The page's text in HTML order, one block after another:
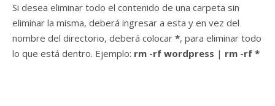
Si desea eliminar todo el contenido de una carpeta sin
eliminar la misma, deberá ingresar a esta y en vez del
nombre del directorio, deberá colocar *, para eliminar todo
lo que está dentro. Ejemplo: rm -rf wordpress | rm -rf *